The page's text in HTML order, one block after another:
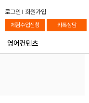
로그인 l 회원가입
체험수업신청 카톡상담
영어컨텐츠